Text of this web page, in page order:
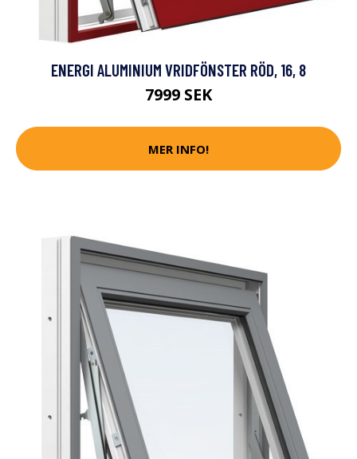
ENERGI ALUMINIUM VRIDFÖNSTER RÖD, 16, 8
7999 SEK
MER INFO!